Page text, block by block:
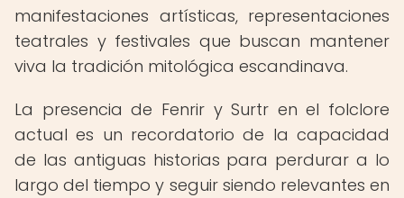
manifestaciones artísticas, representaciones
teatrales y festivales que buscan mantener
viva la tradición mitológica escandinava.
La presencia de Fenrir y Surtr en el folclore
actual es un recordatorio de la capacidad
de las antiguas historias para perdurar a lo
largo del tiempo y seguir siendo relevantes en